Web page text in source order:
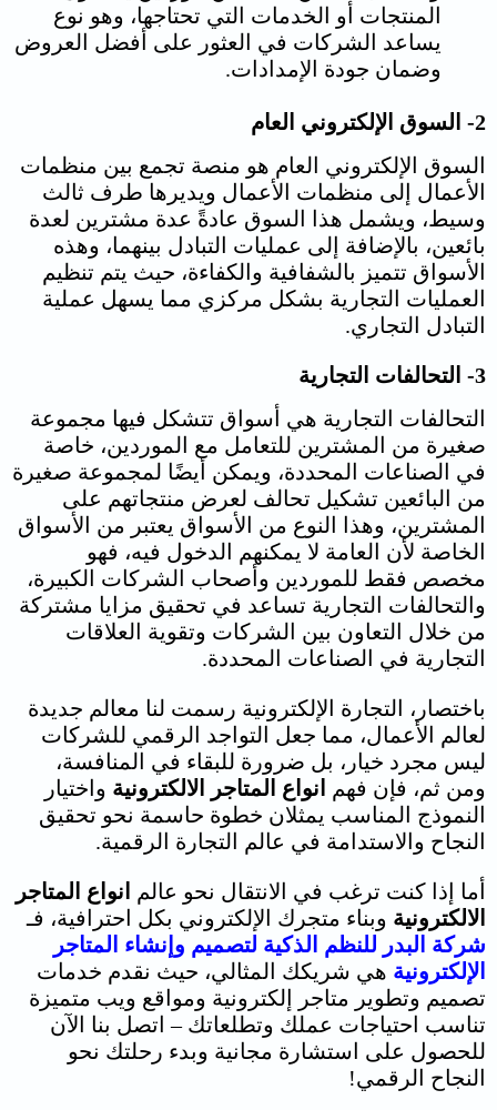
المنتجات أو الخدمات التي تحتاجها، وهو نوع
يساعد الشركات في العثور على أفضل العروض
وضمان جودة الإمدادات.
2- السوق الإلكتروني العام
السوق الإلكتروني العام هو منصة تجمع بين منظمات
الأعمال إلى منظمات الأعمال ويديرها طرف ثالث
وسيط، ويشمل هذا السوق عادةً عدة مشترين لعدة
بائعين، بالإضافة إلى عمليات التبادل بينهما، وهذه
الأسواق تتميز بالشفافية والكفاءة، حيث يتم تنظيم
العمليات التجارية بشكل مركزي مما يسهل عملية
التبادل التجاري.
3- التحالفات التجارية
التحالفات التجارية هي أسواق تتشكل فيها مجموعة
صغيرة من المشترين للتعامل مع الموردين، خاصة
في الصناعات المحددة، ويمكن أيضًا لمجموعة صغيرة
من البائعين تشكيل تحالف لعرض منتجاتهم على
المشترين، وهذا النوع من الأسواق يعتبر من الأسواق
الخاصة لأن العامة لا يمكنهم الدخول فيه، فهو
مخصص فقط للموردين وأصحاب الشركات الكبيرة،
والتحالفات التجارية تساعد في تحقيق مزايا مشتركة
من خلال التعاون بين الشركات وتقوية العلاقات
التجارية في الصناعات المحددة.
باختصار، التجارة الإلكترونية رسمت لنا معالم جديدة
لعالم الأعمال، مما جعل التواجد الرقمي للشركات
ليس مجرد خيار، بل ضرورة للبقاء في المنافسة،
ومن ثم، فإن فهم
انواع المتاجر الالكترونية واختيار
النموذج المناسب يمثلان خطوة حاسمة نحو تحقيق
النجاح والاستدامة في عالم التجارة الرقمية.
أما إذا كنت ترغب في الانتقال نحو عالم
انواع المتاجر
الالكترونية وبناء متجرك الإلكتروني بكل احترافية، فـ
شركة البدر للنظم الذكية لتصميم وإنشاء المتاجر
الإلكترونية هي شريكك المثالي، حيث نقدم خدمات
تصميم وتطوير متاجر إلكترونية ومواقع ويب متميزة
تناسب احتياجات عملك وتطلعاتك – اتصل بنا الآن
للحصول على استشارة مجانية وبدء رحلتك نحو
النجاح الرقمي!